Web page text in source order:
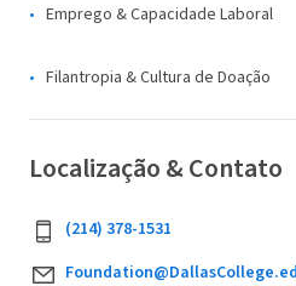
Emprego & Capacidade Laboral
Filantropia & Cultura de Doação
Localização & Contato
(214) 378-1531